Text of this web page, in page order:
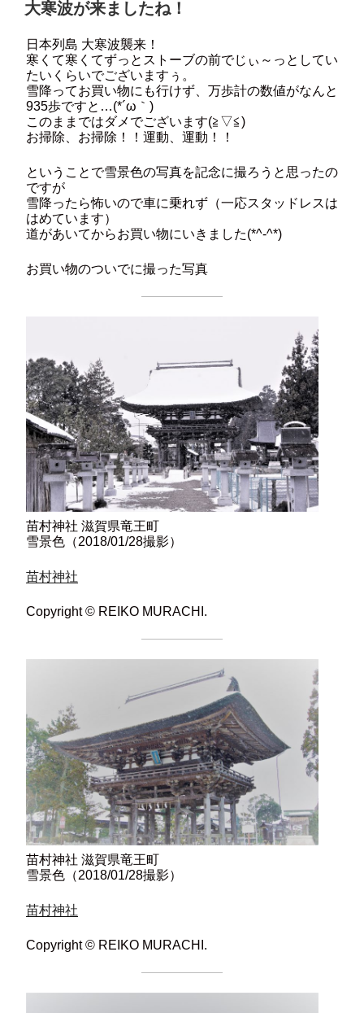
日:
大寒波が来ましたね！
日本列島 大寒波襲来！
寒くて寒くてずっとストーブの前でじぃ～っとしてい
たいくらいでございますぅ。
雪降ってお買い物にも行けず、万歩計の数値がなんと
935歩ですと…(*´ω｀)
このままではダメでございます(≧▽≦)
お掃除、お掃除！！運動、運動！！
ということで雪景色の写真を記念に撮ろうと思ったの
ですが
雪降ったら怖いので車に乗れず（一応スタッドレスは
はめています）
道があいてからお買い物にいきました(*^-^*)
お買い物のついでに撮った写真
苗村神社 滋賀県竜王町
雪景色（2018/01/28撮影）
苗村神社
Copyright © REIKO MURACHI.
苗村神社 滋賀県竜王町
雪景色（2018/01/28撮影）
苗村神社
Copyright © REIKO MURACHI.